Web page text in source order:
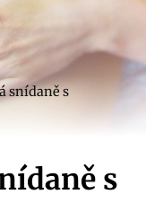
snídaně s
s